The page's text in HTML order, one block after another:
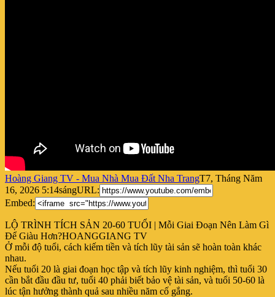
Hoàng Giang TV - Mua Nhà Mua Đất Nha TrangT7, Tháng Năm
16, 2026 5:14sángURL:
Embed:
LỘ TRÌNH TÍCH SẢN 20-60 TUỔI | Mỗi Giai Đoạn Nên Làm Gì
Để Giàu Hơn?HOANGGIANG TV
Ở mỗi độ tuổi, cách kiếm tiền và tích lũy tài sản sẽ hoàn toàn khác
nhau.
Nếu tuổi 20 là giai đoạn học tập và tích lũy kinh nghiệm, thì tuổi 30
cần bắt đầu đầu tư, tuổi 40 phải biết bảo vệ tài sản, và tuổi 50-60 là
lúc tận hưởng thành quả sau nhiều năm cố gắng.